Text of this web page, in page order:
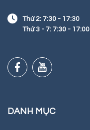
Thứ 2: 7:30 - 17:30
Thứ 3 - 7: 7:30 - 17:00
DANH MỤC